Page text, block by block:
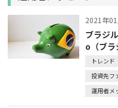
2021年01
ブラジ
o（ブラ
トレンド
投資先フ
運用者メ